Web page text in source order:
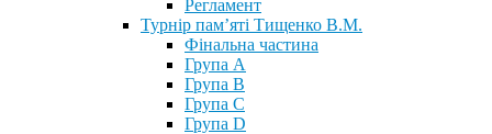
Регламент
Турнір пам’яті Тищенко В.М.
Фінальна частина
Група А
Група В
Група С
Група D